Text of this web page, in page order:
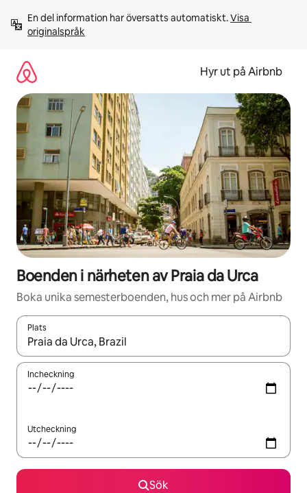
innehåll
En del information har översatts automatiskt. Visa
originalspråk
Hyr ut på Airbnb
Boenden i närheten av Praia da Urca
Boka unika semesterboenden, hus och mer på Airbnb
Plats
När resultaten är tillgängliga kan du navigera med upp- och
Incheckning
Utcheckning
Sök